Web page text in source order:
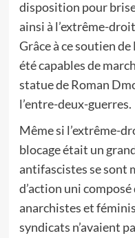
disposition pour
ainsi à l’extrême-
Grâce à ce soutien
été capables de
statue de Roman
l’entre-deux-guerres.
Même si l’extrême-
blocage était un
antifascistes se sont
d’action uni
anarchistes et
syndicats n’avaient